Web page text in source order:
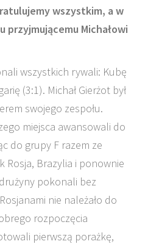
wszystkim, a w
przyjmującemu Michałowi
wszystkich rywali: Kubę
(3:1). Michał Gierżot był
swojego zespołu.
miejsca awansowali do
do grupy F razem ze
Rosja, Brazylia i ponownie
pokonali bez
nie należało do
rozpoczęcia
pierwszą porażkę,